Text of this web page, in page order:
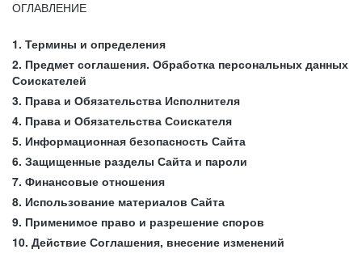
ОГЛАВЛЕНИЕ
1. Термины и определения
2. Предмет соглашения. Обработка персональных данных
Соискателей
3. Права и Обязательства Исполнителя
4. Права и Обязательства Соискателя
5. Информационная безопасность Сайта
6. Защищенные разделы Сайта и пароли
7. Финансовые отношения
8. Использование материалов Сайта
9. Применимое право и разрешение споров
10. Действие Соглашения, внесение изменений